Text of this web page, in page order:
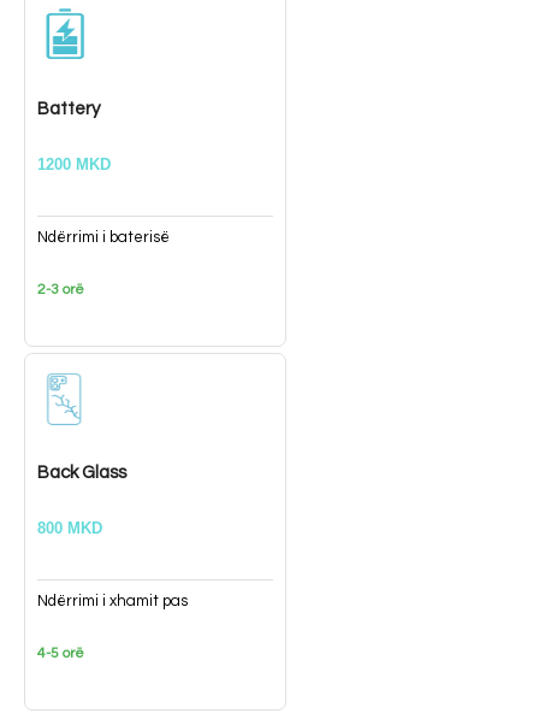
Battery
1200 MKD
Ndërrimi i baterisë
2-3 orë
Back Glass
800 MKD
Ndërrimi i xhamit pas
4-5 orë